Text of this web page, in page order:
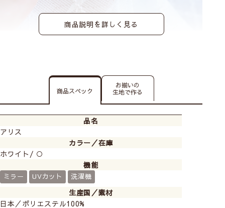
Class１
商品説明を詳しく見る
商品スペック
お揃いの
生地で作る
品名
アリス
カラー／在庫
ホワイト/ ○
機能
ミラー UVカット 洗濯機
生産国／素材
日本／ポリエステル100%